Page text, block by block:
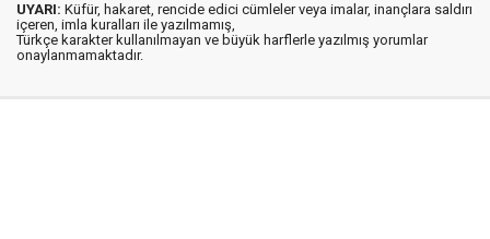
UYARI: Küfür, hakaret, rencide edici cümleler veya imalar, inançlara saldırı
içeren, imla kuralları ile yazılmamış,
Türkçe karakter kullanılmayan ve büyük harflerle yazılmış yorumlar
onaylanmamaktadır.